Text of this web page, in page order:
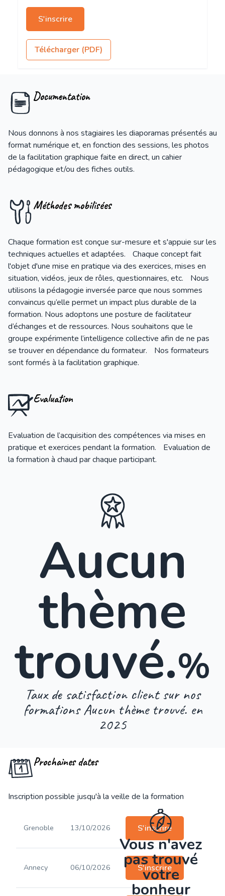
S'inscrire
Télécharger (PDF)
Documentation
Nous donnons à nos stagiaires les diaporamas présentés au
format numérique et, en fonction des sessions, les photos
de la facilitation graphique faite en direct, un cahier
pédagogique et/ou des fiches outils.
Méthodes mobilisées
Chaque formation est conçue sur-mesure et s'appuie sur les
techniques actuelles et adaptées. Chaque concept fait
l'objet d'une mise en pratique via des exercices, mises en
situation, vidéos, jeux de rôles, questionnaires, etc. Nous
utilisons la pédagogie inversée parce que nous sommes
convaincus qu’elle permet un impact plus durable de la
formation. Nous adoptons une posture de facilitateur
d’échanges et de ressources. Nous souhaitons que le
groupe expérimente l’intelligence collective afin de ne pas
se trouver en dépendance du formateur. Nos formateurs
sont formés à la facilitation graphique.
Evaluation
Evaluation de l’acquisition des compétences via mises en
pratique et exercices pendant la formation. Evaluation de
la formation à chaud par chaque participant.
Aucun
thème
trouvé.%
Taux de satisfaction client sur nos
formations Aucun thème trouvé. en
2025
Prochaines dates
Inscription possible jusqu'à la veille de la formation
Grenoble 13/10/2026 S'inscrire
Annecy 06/10/2026 S'inscrire
Vous n'avez
pas trouvé
votre
bonheur